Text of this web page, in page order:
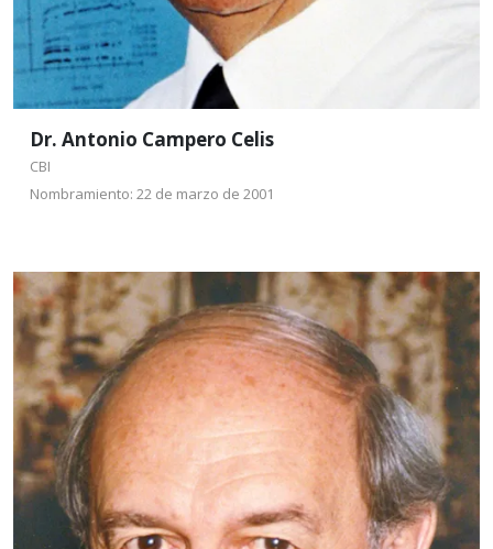
Dr. Antonio Campero Celis
CBI
Nombramiento: 22 de marzo de 2001
Dr. Néstor García
Canclini
CSH
Nombramiento: 27 de
septiembre de 2001
Nacido en La Plata, Argentina, (1939), es Doctor en